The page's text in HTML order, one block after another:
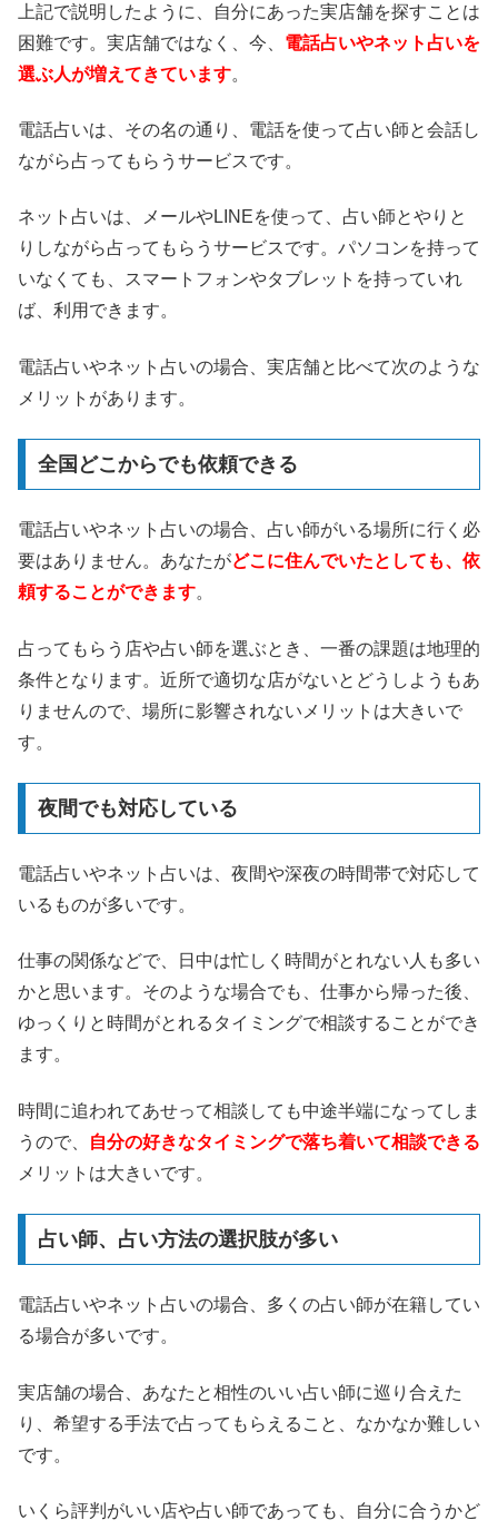
上記で説明したように、自分にあった実店舗を探すことは
困難です。実店舗ではなく、今、 電話占いやネット占いを
選ぶ人が増えてきています。
電話占いは、その名の通り、電話を使って占い師と会話し
ながら占ってもらうサービスです。
ネット占いは、メールやLINEを使って、占い師とやりと
りしながら占ってもらうサービスです。パソコンを持って
いなくても、スマートフォンやタブレットを持っていれ
ば、利用できます。
電話占いやネット占いの場合、実店舗と比べて次のような
メリットがあります。
全国どこからでも依頼できる
電話占いやネット占いの場合、占い師がいる場所に行く必
要はありません。あなたがどこに住んでいたとしても、依
頼することができます。
占ってもらう店や占い師を選ぶとき、一番の課題は地理的
条件となります。近所で適切な店がないとどうしようもあ
りませんので、場所に影響されないメリットは大きいで
す。
夜間でも対応している
電話占いやネット占いは、夜間や深夜の時間帯で対応して
いるものが多いです。
仕事の関係などで、日中は忙しく時間がとれない人も多い
かと思います。そのような場合でも、仕事から帰った後、
ゆっくりと時間がとれるタイミングで相談することができ
ます。
時間に追われてあせって相談しても中途半端になってしま
うので、
自分の好きなタイミングで落ち着いて相談できる
メリットは大きいです。
占い師、占い方法の選択肢が多い
電話占いやネット占いの場合、多くの占い師が在籍してい
る場合が多いです。
実店舗の場合、あなたと相性のいい占い師に巡り合えた
り、希望する手法で占ってもらえること、なかなか難しい
です。
いくら評判がいい店や占い師であっても、自分に合うかど